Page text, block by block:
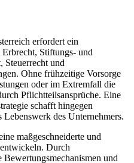
erfordert ein
Stiftungs- und
Steuerrecht und
Ohne frühzeitige Vorsorge
oder im Extremfall die
Pflichtteilsansprüche. Eine
schafft hingegen
Lebenswerk des Unternehmers.
maßgeschneiderte und
Durch
Bewertungsmechanismen und